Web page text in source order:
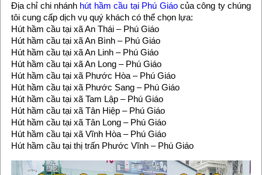
Địa chỉ chi nhánh hút hầm cầu tại Phú Giáocủa công ty chúng
tôi cung cấp dịch vụ quý khách có thể chọn lựa:
Hút hầm cầu tại xã An Thái – Phú Giáo
Hút hầm cầu tại xã An Bình – Phú Giáo
Hút hầm cầu tại xã An Linh – Phú Giáo
Hút hầm cầu tại xã An Long – Phú Giáo
Hút hầm cầu tại xã Phước Hòa – Phú Giáo
Hút hầm cầu tại xã Phước Sang – Phú Giáo
Hút hầm cầu tại xã Tam Lập – Phú Giáo
Hút hầm cầu tại xã Tân Hiệp – Phú Giáo
Hút hầm cầu tại xã Tân Long – Phú Giáo
Hút hầm cầu tại xã Vĩnh Hòa – Phú Giáo
Hút hầm cầu tại thị trấn Phước Vĩnh – Phú Giáo